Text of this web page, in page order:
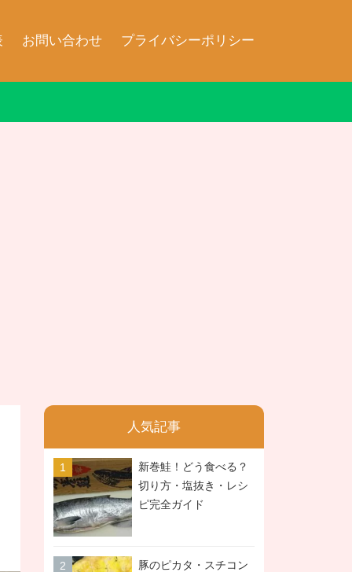
お問い合わせ プライバシーポリシー
人気記事
新巻鮭！どう食べる？
切り方・塩抜き・レシ
ピ完全ガイド
豚のピカタ・スチコン